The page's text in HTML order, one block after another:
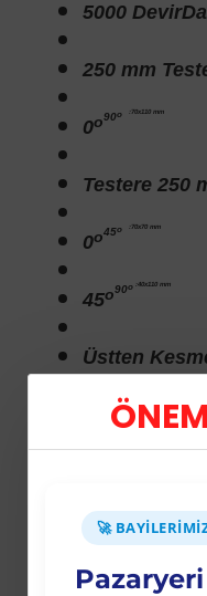
🚀
5000
250 mm
0o90o :70x110 mm
Testere 250
0o45o :70x70 mm
45o90o :40x110 mm
Üstten
ox45